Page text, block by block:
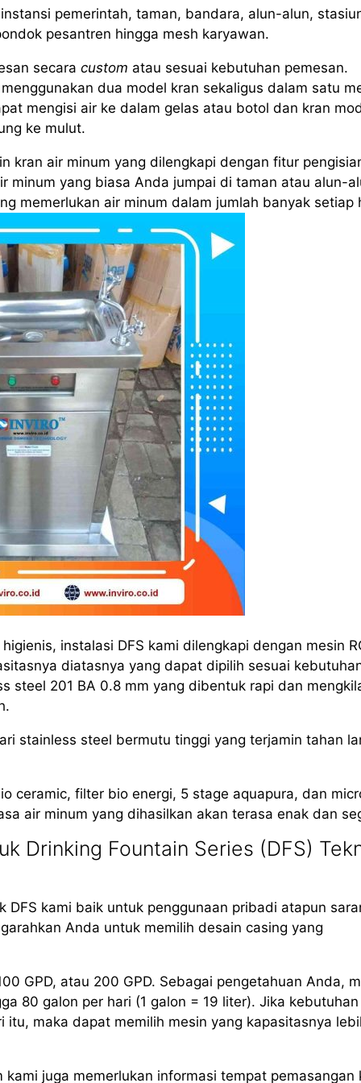
pemerintah, taman, bandara, alun-alun,
pesantren hingga mesh karyawan.
secara custom atau sesuai kebutuhan pemesan.
dua model kran sekaligus dalam satu
mengisi air ke dalam gelas atau botol dan kran
ke mulut.
kran air minum yang dilengkapi dengan fitur
minum yang biasa Anda jumpai di taman atau alun-
memerlukan air minum dalam jumlah banyak setiap
instalasi DFS kami dilengkapi dengan mesin
diatasnya yang dapat dipilih sesuai
steel 201 BA 0.8 mm yang dibentuk rapi dan
stainless steel bermutu tinggi yang terjamin tahan
ceramic, filter bio energi, 5 stage aquapura, dan
air minum yang dihasilkan akan terasa enak dan
Drinking Fountain Series (DFS)
DFS kami baik untuk penggunaan pribadi atapun
Anda untuk memilih desain casing yang
GPD, atau 200 GPD. Sebagai pengetahuan Anda,
80 galon per hari (1 galon = 19 liter). Jika kebutuhan
maka dapat memilih mesin yang kapasitasnya
juga memerlukan informasi tempat pemasangan